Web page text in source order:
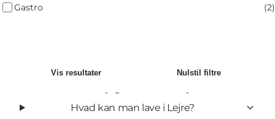
Gastro
(2)
Vis resultater Nulstil filtre
Hvor kan jeg spise i Lejre?
Hvad kan man lave i Lejre?